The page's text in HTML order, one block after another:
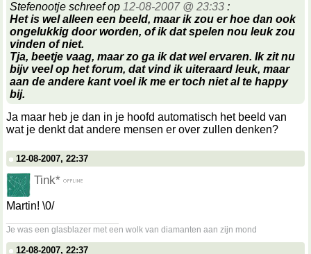
Stefenootje schreef op 12-08-2007 @ 23:33 :
Het is wel alleen een beeld, maar ik zou er hoe dan ook
ongelukkig door worden, of ik dat spelen nou leuk zou
vinden of niet.
Tja, beetje vaag, maar zo ga ik dat wel ervaren. Ik zit nu
bijv veel op het forum, dat vind ik uiteraard leuk, maar
aan de andere kant voel ik me er toch niet al te happy
bij.
Ja maar heb je dan in je hoofd automatisch het beeld van
wat je denkt dat andere mensen er over zullen denken?
12-08-2007, 22:37
Tink*
Martin! \0/
Je was een glasblazer met een wolk van diamanten aan zijn mond
12-08-2007, 22:37